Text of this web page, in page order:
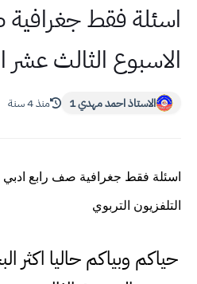
اسئلة فقط
الاسبوع الثالث عشر
الاستاذ احمد مهدي 1 منذ 4 سنة
اسئلة فقط جغرافية صف رابع ادبي
التلفزيون التربوي
حياكم وبياكم حاليا اكثر